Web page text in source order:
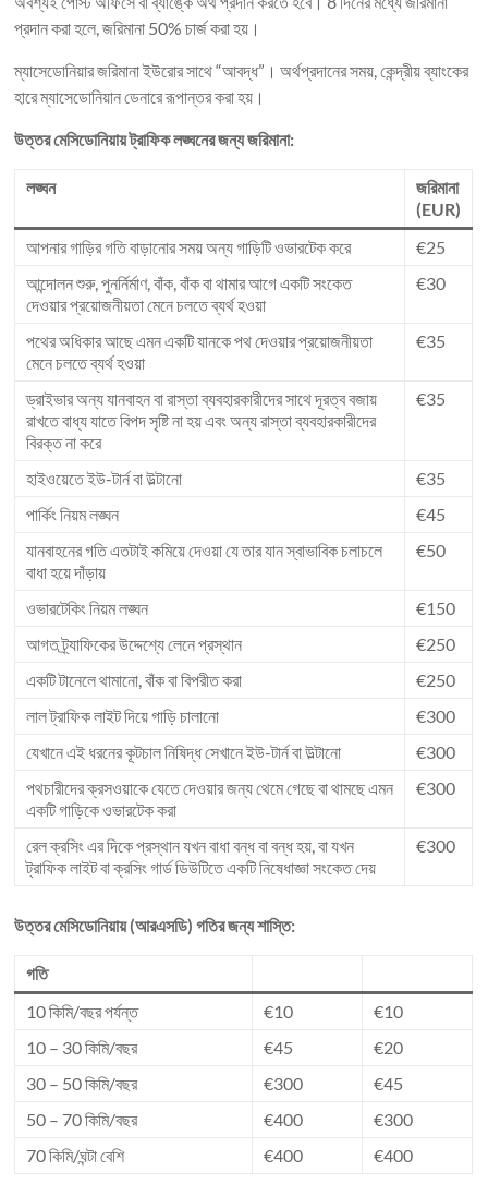
প্রদান করা হলে, জরিমানা 50% চার্জ করা হয়।
ম্যাসেডোনিয়ার জরিমানা ইউরোর সাথে “আবদ্ধ”। অর্থপ্রদানের সময়, কেন্দ্রীয় ব্যাংকের
হারে ম্যাসেডোনিয়ান ডেনারে রূপান্তর করা হয়।
উত্তর মেসিডোনিয়ায় ট্রাফিক লঙ্ঘনের জন্য জরিমানা:
লঙ্ঘন
জরিমানা
(EUR)
আপনার গাড়ির গতি বাড়ানোর সময় অন্য গাড়িটি ওভারটেক করে
€25
আন্দোলন শুরু, পুনর্নির্মাণ, বাঁক, বাঁক বা থামার আগে একটি সংকেত
দেওয়ার প্রয়োজনীয়তা মেনে চলতে ব্যর্থ হওয়া
€30
পথের অধিকার আছে এমন একটি যানকে পথ দেওয়ার প্রয়োজনীয়তা
মেনে চলতে ব্যর্থ হওয়া
€35
ড্রাইভার অন্য যানবাহন বা রাস্তা ব্যবহারকারীদের সাথে দূরত্ব বজায়
রাখতে বাধ্য যাতে বিপদ সৃষ্টি না হয় এবং অন্য রাস্তা ব্যবহারকারীদের
বিরক্ত না করে
€35
হাইওয়েতে ইউ-টার্ন বা উল্টানো
€35
পার্কিং নিয়ম লঙ্ঘন
€45
যানবাহনের গতি এতটাই কমিয়ে দেওয়া যে তার যান স্বাভাবিক চলাচলে
বাধা হয়ে দাঁড়ায়
€50
ওভারটেকিং নিয়ম লঙ্ঘন
€150
আগত ট্র্যাফিকের উদ্দেশ্যে লেনে প্রস্থান
€250
একটি টানেলে থামানো, বাঁক বা বিপরীত করা
€250
লাল ট্রাফিক লাইট দিয়ে গাড়ি চালানো
€300
যেখানে এই ধরনের কূটচাল নিষিদ্ধ সেখানে ইউ-টার্ন বা উল্টানো
€300
পথচারীদের ক্রসওয়াকে যেতে দেওয়ার জন্য থেমে গেছে বা থামছে এমন
একটি গাড়িকে ওভারটেক করা
€300
রেল ক্রসিং এর দিকে প্রস্থান যখন বাধা বন্ধ বা বন্ধ হয়, বা যখন
ট্রাফিক লাইট বা ক্রসিং গার্ড ডিউটিতে একটি নিষেধাজ্ঞা সংকেত দেয়
€300
উত্তর মেসিডোনিয়ায় (আরএসডি) গতির জন্য শাস্তি:
গতি
10 কিমি/বছর পর্যন্ত
€10
€10
10 – 30 কিমি/বছর
€45
€20
30 – 50 কিমি/বছর
€300
€45
50 – 70 কিমি/বছর
€400
€300
70 কিমি/ঘন্টা বেশি
€400 €400